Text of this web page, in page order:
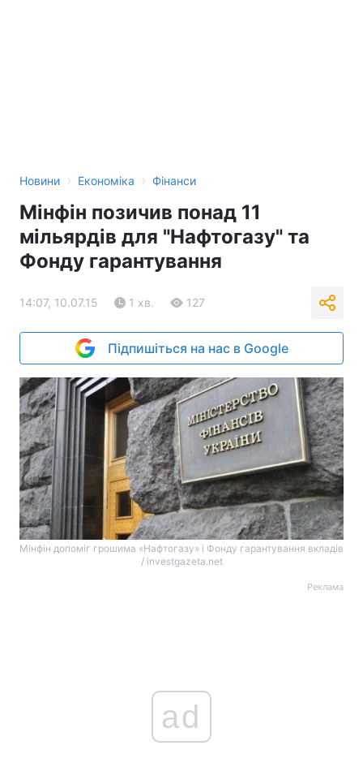
Новини › Економіка › Фінанси
Мінфін позичив понад 11
мільярдів для "Нафтогазу" та
Фонду гарантування
14:07, 10.07.15 1 хв. 127
Підпишіться на нас в Google
Мінфін допоміг грошима «Нафтогазу» і Фонду гарантування вкладів
/ investgazeta.net
Реклама
ad